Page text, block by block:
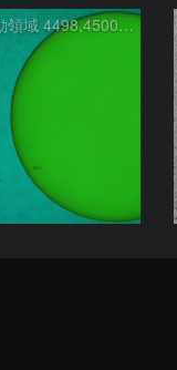
昨日の活動領域 4498,4500：2026/08/05